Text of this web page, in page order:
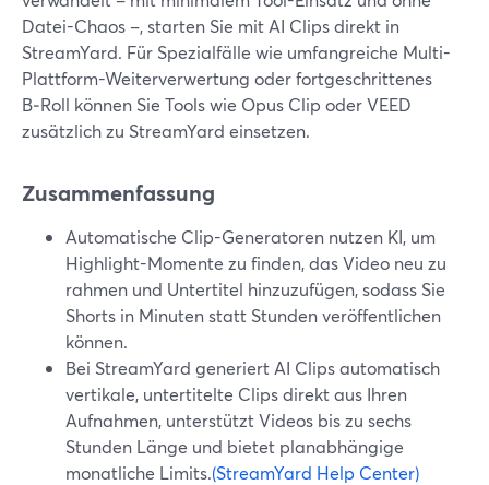
Datei-Chaos –, starten Sie mit AI Clips direkt in
StreamYard. Für Spezialfälle wie umfangreiche Multi-
Plattform-Weiterverwertung oder fortgeschrittenes
B‑Roll können Sie Tools wie Opus Clip oder VEED
zusätzlich zu StreamYard einsetzen.
Zusammenfassung
Automatische Clip-Generatoren nutzen KI, um
Highlight-Momente zu finden, das Video neu zu
rahmen und Untertitel hinzuzufügen, sodass Sie
Shorts in Minuten statt Stunden veröffentlichen
können.
Bei StreamYard generiert AI Clips automatisch
vertikale, untertitelte Clips direkt aus Ihren
Aufnahmen, unterstützt Videos bis zu sechs
Stunden Länge und bietet planabhängige
monatliche Limits.(StreamYard Help Center)